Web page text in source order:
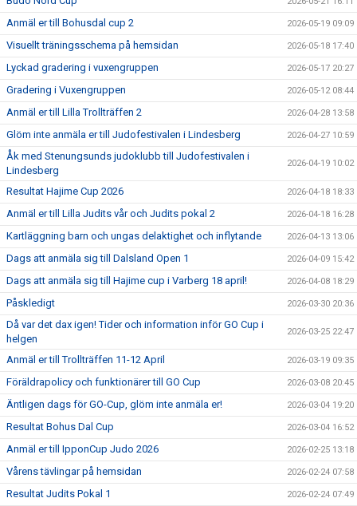
Anmäl er till Bohusdal cup 2 2026-05-19 09:09
Visuellt träningsschema på hemsidan 2026-05-18 17:40
Lyckad gradering i vuxengruppen 2026-05-17 20:27
Gradering i Vuxengruppen 2026-05-12 08:44
Anmäl er till Lilla Trollträffen 2 2026-04-28 13:58
Glöm inte anmäla er till Judofestivalen i Lindesberg 2026-04-27 10:59
Åk med Stenungsunds judoklubb till Judofestivalen i
Lindesberg
2026-04-19 10:02
Resultat Hajime Cup 2026 2026-04-18 18:33
Anmäl er till Lilla Judits vår och Judits pokal 2 2026-04-18 16:28
Kartläggning barn och ungas delaktighet och inflytande 2026-04-13 13:06
Dags att anmäla sig till Dalsland Open 1 2026-04-09 15:42
Dags att anmäla sig till Hajime cup i Varberg 18 april! 2026-04-08 18:29
Påskledigt 2026-03-30 20:36
Då var det dax igen! Tider och information inför GO Cup i
helgen
2026-03-25 22:47
Anmäl er till Trollträffen 11-12 April 2026-03-19 09:35
Föräldrapolicy och funktionärer till GO Cup 2026-03-08 20:45
Äntligen dags för GO-Cup, glöm inte anmäla er! 2026-03-04 19:20
Resultat Bohus Dal Cup 2026-03-04 16:52
Anmäl er till IpponCup Judo 2026 2026-02-25 13:18
Vårens tävlingar på hemsidan 2026-02-24 07:58
Resultat Judits Pokal 1 2026-02-24 07:49